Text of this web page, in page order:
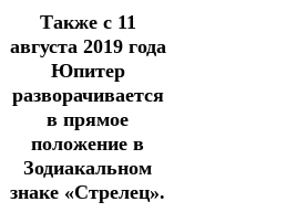
Также с 11
августа 2019 года
Юпитер
разворачивается
в прямое
положение в
Зодиакальном
знаке «Стрелец».